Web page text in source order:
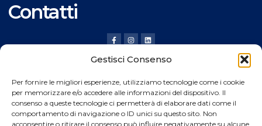
Gestisci Consenso
Per fornire le migliori esperienze, utilizziamo tecnologie come i cookie
per memorizzare e/o accedere alle informazioni del dispositivo. Il
consenso a queste tecnologie ci permetterà di elaborare dati come il
comportamento di navigazione o ID unici su questo sito. Non
acconsentire o ritirare il consenso può influire negativamente su alcune
Contatti
HILDING ANDERS ITALY SRL
Via Verona, 20 36020 Pove del Grappa (VI) Italy
Tel.+39 0424 8008
Fax +39 0424 800926